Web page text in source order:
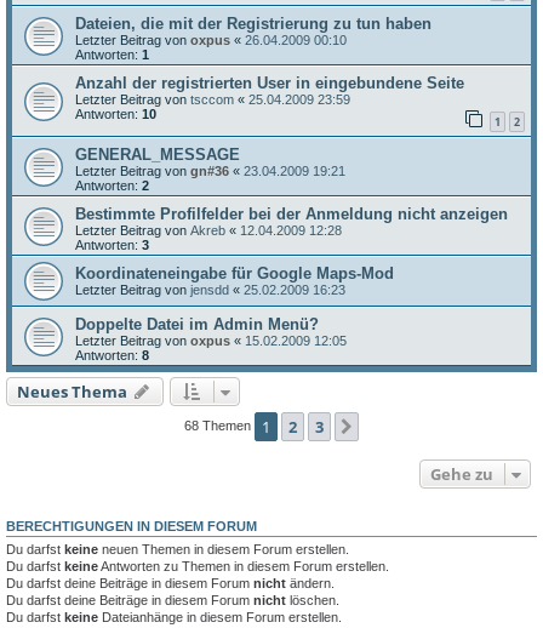
Dateien, die mit der Registrierung zu tun haben
Letzter Beitrag von oxpus « 26.04.2009 00:10
Antworten: 1
Anzahl der registrierten User in eingebundene Seite
Letzter Beitrag von tsccom « 25.04.2009 23:59
Antworten: 10 1 2
GENERAL_MESSAGE
Letzter Beitrag von gn#36 « 23.04.2009 19:21
Antworten: 2
Bestimmte Profilfelder bei der Anmeldung nicht anzeigen
Letzter Beitrag von Akreb « 12.04.2009 12:28
Antworten: 3
Koordinateneingabe für Google Maps-Mod
Letzter Beitrag von jensdd « 25.02.2009 16:23
Doppelte Datei im Admin Menü?
Letzter Beitrag von oxpus « 15.02.2009 12:05
Antworten: 8
Neues Thema
68 Themen 1 2 3
Gehe zu
BERECHTIGUNGEN IN DIESEM FORUM
Du darfst keine neuen Themen in diesem Forum erstellen.
Du darfst keineAntworten zu Themen in diesem Forum erstellen.
Du darfst deine Beiträge in diesem Forum nicht ändern.
Du darfst deine Beiträge in diesem Forum nicht löschen.
Du darfst keine Dateianhänge in diesem Forum erstellen.